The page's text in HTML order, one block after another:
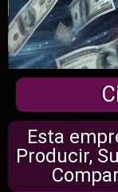
Esta
Producir,